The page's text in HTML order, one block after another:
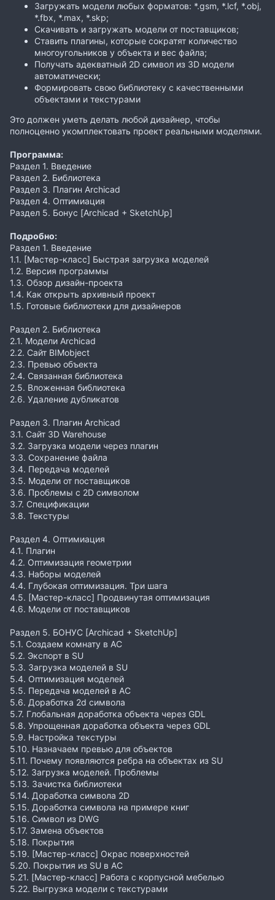
Загружать модели любых форматов: *.gsm, *.lcf, *.obj,
*.fbx, *.max, *.skp;
Скачивать и загружать модели от поставщиков;
Ставить плагины, которые сократят количество
многоугольников у объекта и вес файла;
Получать адекватный 2D символ из 3D модели
автоматически;
Формировать свою библиотеку с качественными
объектами и текстурами
Это должен уметь делать любой дизайнер, чтобы
полноценно укомплектовать проект реальными моделями.
Программа:
Раздел 1. Введение
Раздел 2. Библиотека
Раздел 3. Плагин Archicad
Раздел 4. Оптимиация
Раздел 5. Бонус [Archicad + SketchUp]
Подробно:
Раздел 1. Введение
1.1. [Мастер-класс] Быстрая загрузка моделей
1.2. Версия программы
1.3. Обзор дизайн-проекта
1.4. Как открыть архивный проект
1.5. Готовые библиотеки для дизайнеров
Раздел 2. Библиотека
2.1. Модели Archicad
2.2. Сайт BIMobjeсt
2.3. Превью объекта
2.4. Связанная библиотека
2.5. Вложенная библиотека
2.6. Удаление дубликатов
Раздел 3. Плагин Archicad
3.1. Сайт 3D Warehouse
3.2. Загрузка модели через плагин
3.3. Сохранение файла
3.4. Передача моделей
3.5. Модели от поставщиков
3.6. Проблемы с 2D символом
3.7. Спецификации
3.8. Текстуры
Раздел 4. Оптимиация
4.1. Плагин
4.2. Оптимизация геометрии
4.3. Наборы моделей
4.4. Глубокая оптимизация. Три шага
4.5. [Мастер-класс] Продвинутая оптимизация
4.6. Модели от поставщиков
Раздел 5. БОНУС [Archicad + SketchUp]
5.1. Создаем комнату в АС
5.2. Экспорт в SU
5.3. Загрузка моделей в SU
5.4. Оптимизация моделей
5.5. Передача моделей в АС
5.6. Доработка 2d символа
5.7. Глобальная доработка объекта через GDL
5.8. Упрощенная доработка объекта через GDL
5.9. Настройка текстуры
5.10. Назначаем превью для объектов
5.11. Почему появляются ребра на объектах из SU
5.12. Загрузка моделей. Проблемы
5.13. Зачистка библиотеки
5.14. Доработка символа 2D
5.15. Доработка символа на примере книг
5.16. Символ из DWG
5.17. Замена объектов
5.18. Покрытия
5.19. [Мастер-класс] Окрас поверхностей
5.20. Покрытия из SU в AC
5.21. [Мастер-класс] Работа с корпусной мебелью
5.22. Выгрузка модели с текстурами